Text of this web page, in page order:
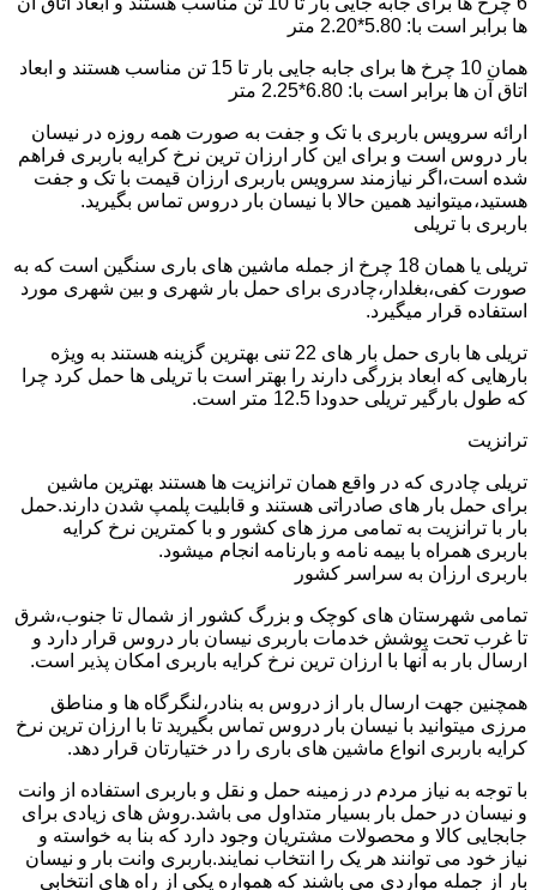
ها برابر است با: 5.80*2.20 متر
همان 10 چرخ ها برای جابه جایی بار تا 15 تن مناسب هستند و ابعاد
اتاق آن ها برابر است با: 6.80*2.25 متر
ارائه سرویس باربری با تک و جفت به صورت همه روزه در نیسان
بار دروس است و برای این کار ارزان ترین نرخ کرایه باربری فراهم
شده است،اگر نیازمند سرویس باربری ارزان قیمت با تک و جفت
هستید،میتوانید همین حالا با نیسان بار دروس تماس بگیرید.
باربری با تریلی
تریلی یا همان 18 چرخ از جمله ماشین های باری سنگین است که به
صورت کفی،بغلدار،چادری برای حمل بار شهری و بین شهری مورد
استفاده قرار میگیرد.
تریلی ها باری حمل بار های 22 تنی بهترین گزینه هستند به ویژه
بارهایی که ابعاد بزرگی دارند را بهتر است با تریلی ها حمل کرد چرا
که طول بارگیر تریلی حدودا 12.5 متر است.
ترانزیت
تریلی چادری که در واقع همان ترانزیت ها هستند بهترین ماشین
برای حمل بار های صادراتی هستند و قابلیت پلمپ شدن دارند.حمل
بار با ترانزیت به تمامی مرز های کشور و با کمترین نرخ کرایه
باربری همراه با بیمه نامه و بارنامه انجام میشود.
باربری ارزان به سراسر کشور
تمامی شهرستان های کوچک و بزرگ کشور از شمال تا جنوب،شرق
تا غرب تحت پوشش خدمات باربری نیسان بار دروس قرار دارد و
ارسال بار به آنها با ارزان ترین نرخ کرایه باربری امکان پذیر است.
همچنین جهت ارسال بار از دروس به بنادر،لنگرگاه ها و مناطق
مرزی میتوانید با نیسان بار دروس تماس بگیرید تا با ارزان ترین نرخ
کرایه باربری انواع ماشین های باری را در ختیارتان قرار دهد.
با توجه به نیاز مردم در زمینه حمل و نقل و باربری استفاده از وانت
و نیسان در حمل بار بسیار متداول می باشد.روش های زیادی برای
جابجایی کالا و محصولات مشتریان وجود دارد که بنا به خواسته و
نیاز خود می توانند هر یک را انتخاب نمایند.باربری وانت بار و نیسان
بار از جمله مواردی می باشند که همواره یکی از راه های انتخابی